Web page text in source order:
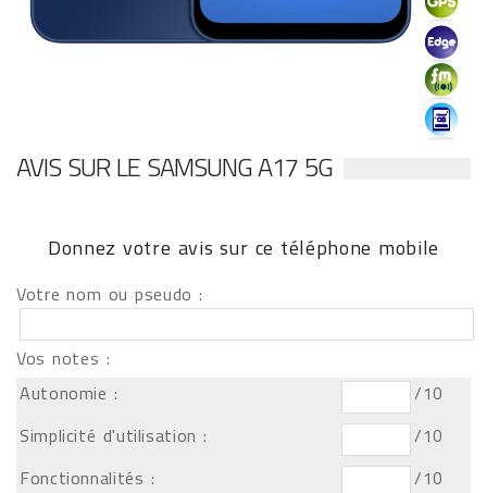
AVIS SUR LE SAMSUNG A17 5G
Donnez votre avis sur ce téléphone mobile
Votre nom ou pseudo :
Vos notes :
Autonomie :
/10
Simplicité d'utilisation :
/10
Fonctionnalités :
/10